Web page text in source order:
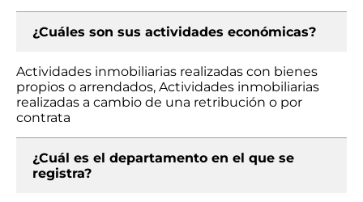
¿Cuáles son sus actividades económicas?
Actividades inmobiliarias realizadas con bienes
propios o arrendados, Actividades inmobiliarias
realizadas a cambio de una retribución o por
contrata
¿Cuál es el departamento en el que se
registra?